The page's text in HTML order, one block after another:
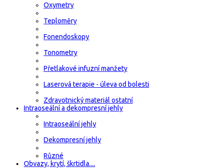
Oxymetry
Teploměry
Fonendoskopy
Tonometry
Přetlakové infuzní manžety
Laserová terapie - úleva od bolesti
Zdravotnický materiál ostatní
Intraoseální a dekompresní jehly
Intraoseální jehly
Dekompresní jehly
Různé
Obvazy, krytí, škrtidla....